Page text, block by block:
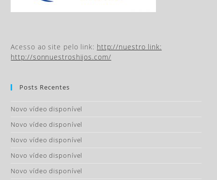
Acesso ao site pelo link: http://nuestro link:
http://sonnuestroshijos.com/
Posts Recentes
Novo vídeo disponível
Novo vídeo disponível
Novo vídeo disponível
Novo vídeo disponível
Novo vídeo disponível